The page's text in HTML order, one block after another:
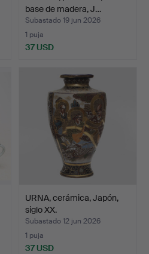
base de madera, J…
Subastado 19 jun 2026
1 puja
37 USD
URNA, cerámica, Japón,
siglo XX.
Subastado 12 jun 2026
1 puja
37 USD